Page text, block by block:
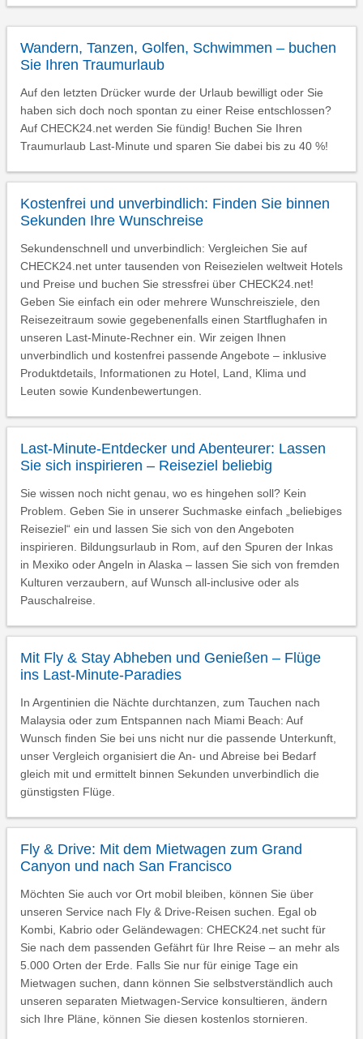
Wandern, Tanzen, Golfen, Schwimmen – buchen
Sie Ihren Traumurlaub
Auf den letzten Drücker wurde der Urlaub bewilligt oder Sie
haben sich doch noch spontan zu einer Reise entschlossen?
Auf CHECK24.net werden Sie fündig! Buchen Sie Ihren
Traumurlaub Last-Minute und sparen Sie dabei bis zu 40 %!
Kostenfrei und unverbindlich: Finden Sie binnen
Sekunden Ihre Wunschreise
Sekundenschnell und unverbindlich: Vergleichen Sie auf
CHECK24.net unter tausenden von Reisezielen weltweit Hotels
und Preise und buchen Sie stressfrei über CHECK24.net!
Geben Sie einfach ein oder mehrere Wunschreisziele, den
Reisezeitraum sowie gegebenenfalls einen Startflughafen in
unseren Last-Minute-Rechner ein. Wir zeigen Ihnen
unverbindlich und kostenfrei passende Angebote – inklusive
Produktdetails, Informationen zu Hotel, Land, Klima und
Leuten sowie Kundenbewertungen.
Last-Minute-Entdecker und Abenteurer: Lassen
Sie sich inspirieren – Reiseziel beliebig
Sie wissen noch nicht genau, wo es hingehen soll? Kein
Problem. Geben Sie in unserer Suchmaske einfach „beliebiges
Reiseziel“ ein und lassen Sie sich von den Angeboten
inspirieren. Bildungsurlaub in Rom, auf den Spuren der Inkas
in Mexiko oder Angeln in Alaska – lassen Sie sich von fremden
Kulturen verzaubern, auf Wunsch all-inclusive oder als
Pauschalreise.
Mit Fly & Stay Abheben und Genießen – Flüge
ins Last-Minute-Paradies
In Argentinien die Nächte durchtanzen, zum Tauchen nach
Malaysia oder zum Entspannen nach Miami Beach: Auf
Wunsch finden Sie bei uns nicht nur die passende Unterkunft,
unser Vergleich organisiert die An- und Abreise bei Bedarf
gleich mit und ermittelt binnen Sekunden unverbindlich die
günstigsten Flüge.
Fly & Drive: Mit dem Mietwagen zum Grand
Canyon und nach San Francisco
Möchten Sie auch vor Ort mobil bleiben, können Sie über
unseren Service nach Fly & Drive-Reisen suchen. Egal ob
Kombi, Kabrio oder Geländewagen: CHECK24.net sucht für
Sie nach dem passenden Gefährt für Ihre Reise – an mehr als
5.000 Orten der Erde. Falls Sie nur für einige Tage ein
Mietwagen suchen, dann können Sie selbstverständlich auch
unseren separaten Mietwagen-Service konsultieren, ändern
sich Ihre Pläne, können Sie diesen kostenlos stornieren.